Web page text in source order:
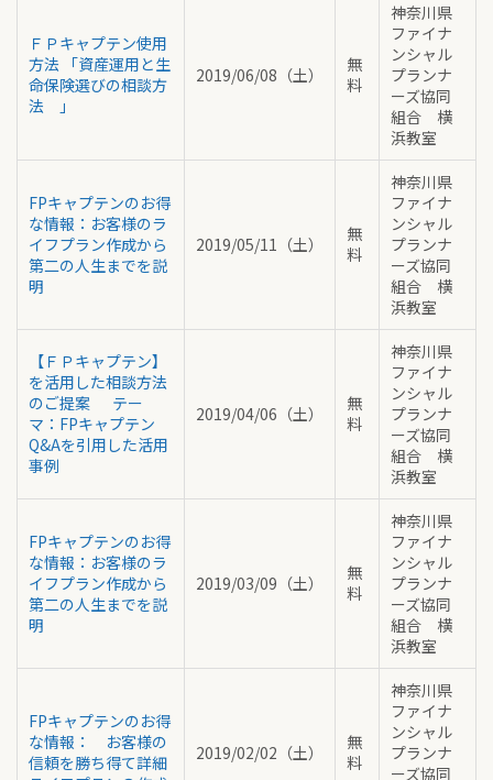
ＦＰキャプテン使用
方法 「資産運用と生
命保険選びの相談方
法 」
2019/06/08（土）
無
料
神奈川県
ファイナ
ンシャル
プランナ
ーズ協同
組合 横
浜教室
FPキャプテンのお得
な情報：お客様のラ
イフプラン作成から
第二の人生までを説
明
2019/05/11（土）
無
料
神奈川県
ファイナ
ンシャル
プランナ
ーズ協同
組合 横
浜教室
【ＦＰキャプテン】
を活用した相談方法
のご提案 テー
マ：FPキャプテン
Q&Aを引用した活用
事例
2019/04/06（土）
無
料
神奈川県
ファイナ
ンシャル
プランナ
ーズ協同
組合 横
浜教室
FPキャプテンのお得
な情報：お客様のラ
イフプラン作成から
第二の人生までを説
明
2019/03/09（土）
無
料
神奈川県
ファイナ
ンシャル
プランナ
ーズ協同
組合 横
浜教室
FPキャプテンのお得
な情報： お客様の
信頼を勝ち得て詳細
2019/02/02（土）
無
料
神奈川県
ファイナ
ンシャル
プランナ
ーズ協同